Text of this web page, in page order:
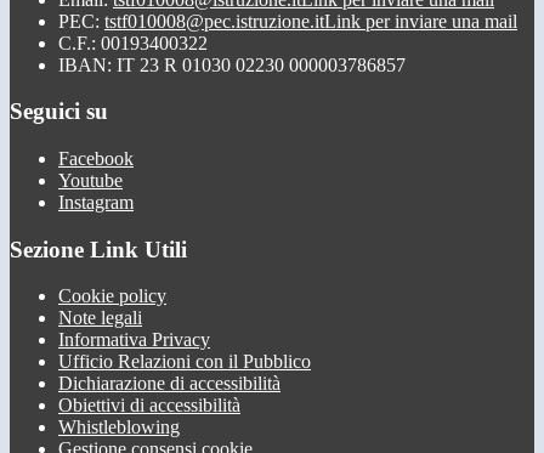
PEC: tstf010008@pec.istruzione.itLink per inviare una mail
C.F.: 00193400322
IBAN: IT 23 R 01030 02230 000003786857
Seguici su
Facebook
Youtube
Instagram
Sezione Link Utili
Cookie policy
Note legali
Informativa Privacy
Ufficio Relazioni con il Pubblico
Dichiarazione di accessibilità
Obiettivi di accessibilità
Whistleblowing